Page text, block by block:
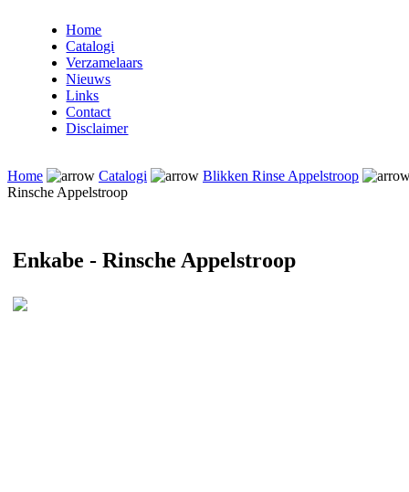
Home
Catalogi
Verzamelaars
Nieuws
Links
Contact
Disclaimer
Home Catalogi
Blikken Rinse Appelstroop
Rinsche Appelstroop
Enkabe - Rinsche Appelstroop